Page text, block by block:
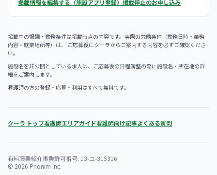
掲載情報を編集する（施設アプリ登録） 掲載停止のお申し込み
掲載中の報酬・勤務条件は掲載時点の内容です。実際の労働条件（勤務日時・業務
内容・就業場所等）は、 ご応募後にクーラからご案内する内容を必ずご確認くださ
い。
施設名を非公開としている求人は、ご応募後の日程調整の際に施設名・所在地の詳
細をご案内します。
看護師の方の登録・応募・利用はすべて無料です。
クーラ トップ看護師エリアガイド看護師向け記事よくある質問
有料職業紹介事業許可番号: 13-ユ-315316
© 2026 Phonim Inc.